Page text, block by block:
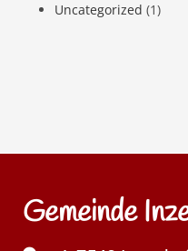
Uncategorized (1)
Gemeinde